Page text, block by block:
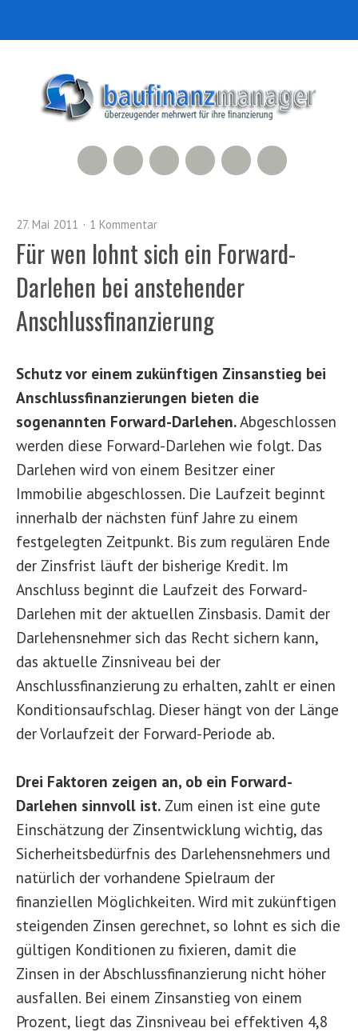
Facebook
500px
LinkedIn
Xing
RSS Feed
27. Mai 2011 1 Kommentar
Für wen lohnt sich ein Forward-
Darlehen bei anstehender
Anschlussfinanzierung
Schutz vor einem zukünftigen Zinsanstieg bei
Anschlussfinanzierungen bieten die
sogenannten Forward-Darlehen.Abgeschlossen
werden diese Forward-Darlehen wie folgt. Das
Darlehen wird von einem Besitzer einer
Immobilie abgeschlossen. Die Laufzeit beginnt
innerhalb der nächsten fünf Jahre zu einem
festgelegten Zeitpunkt. Bis zum regulären Ende
der Zinsfrist läuft der bisherige Kredit. Im
Anschluss beginnt die Laufzeit des Forward-
Darlehen mit der aktuellen Zinsbasis. Damit der
Darlehensnehmer sich das Recht sichern kann,
das aktuelle Zinsniveau bei der
Anschlussfinanzierung zu erhalten, zahlt er einen
Konditionsaufschlag. Dieser hängt von der Länge
der Vorlaufzeit der Forward-Periode ab.
Drei Faktoren zeigen an, ob ein Forward-
Darlehen sinnvoll ist. Zum einen ist eine gute
Einschätzung der Zinsentwicklung wichtig, das
Sicherheitsbedürfnis des Darlehensnehmers und
natürlich der vorhandene Spielraum der
finanziellen Möglichkeiten. Wird mit zukünftigen
steigenden Zinsen gerechnet, so lohnt es sich die
gültigen Konditionen zu fixieren, damit die
Zinsen in der Abschlussfinanzierung nicht höher
ausfallen. Bei einem Zinsanstieg von einem
Prozent, liegt das Zinsniveau bei effektiven 4,8